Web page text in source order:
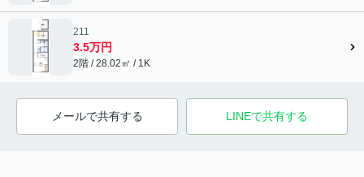
211
3.5万円
2階 / 28.02㎡ / 1K
メールで共有する LINEで共有する